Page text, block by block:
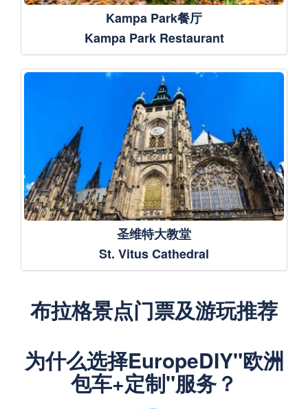
Kampa Park餐厅
Kampa Park Restaurant
圣维特大教堂
St. Vitus Cathedral
布拉格景点门票及游玩推荐
为什么选择EuropeDIY"欧洲
包车+定制"服务？